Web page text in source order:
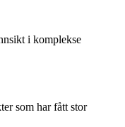
i komplekse
som har fått stor